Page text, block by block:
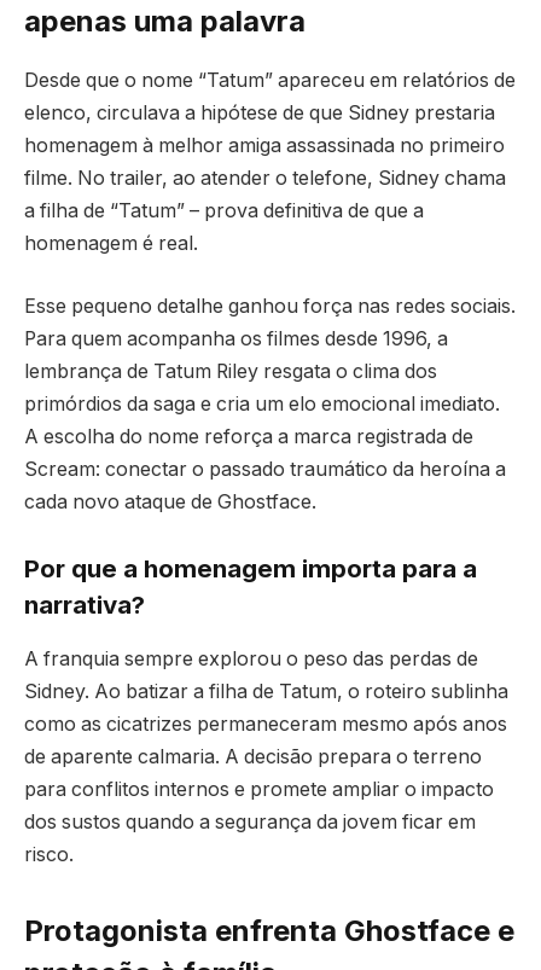
apenas uma palavra
Desde que o nome “Tatum” apareceu em relatórios de
elenco, circulava a hipótese de que Sidney prestaria
homenagem à melhor amiga assassinada no primeiro
filme. No trailer, ao atender o telefone, Sidney chama
a filha de “Tatum” – prova definitiva de que a
homenagem é real.
Esse pequeno detalhe ganhou força nas redes sociais.
Para quem acompanha os filmes desde 1996, a
lembrança de Tatum Riley resgata o clima dos
primórdios da saga e cria um elo emocional imediato.
A escolha do nome reforça a marca registrada de
Scream: conectar o passado traumático da heroína a
cada novo ataque de Ghostface.
Por que a homenagem importa para a
narrativa?
A franquia sempre explorou o peso das perdas de
Sidney. Ao batizar a filha de Tatum, o roteiro sublinha
como as cicatrizes permaneceram mesmo após anos
de aparente calmaria. A decisão prepara o terreno
para conflitos internos e promete ampliar o impacto
dos sustos quando a segurança da jovem ficar em
risco.
Protagonista enfrenta Ghostface e